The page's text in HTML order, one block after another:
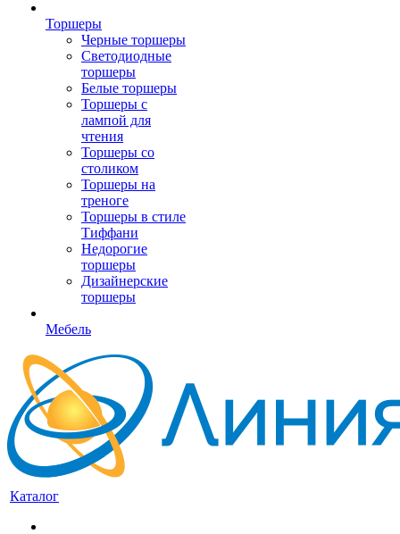
Торшеры
Черные торшеры
Светодиодные
торшеры
Белые торшеры
Торшеры с
лампой для
чтения
Торшеры со
столиком
Торшеры на
треноге
Торшеры в стиле
Тиффани
Недорогие
торшеры
Дизайнерские
торшеры
Мебель
Каталог